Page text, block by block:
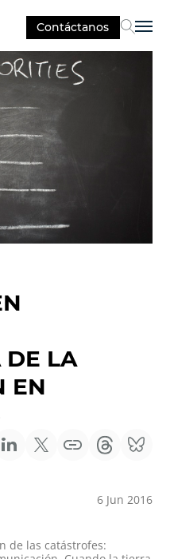
Contáctanos
DE LA
EN
6 Jun 2016
de las catástrofes: